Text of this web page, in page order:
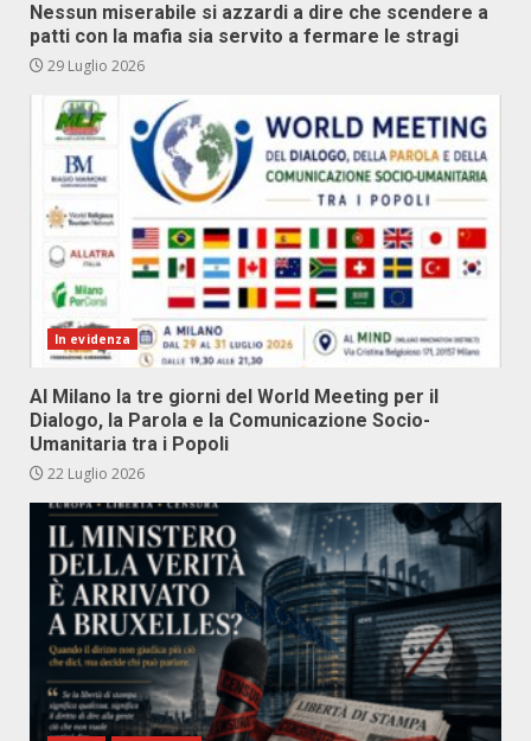
Nessun miserabile si azzardi a dire che scendere a
patti con la mafia sia servito a fermare le stragi
29 Luglio 2026
In evidenza
Al Milano la tre giorni del World Meeting per il
Dialogo, la Parola e la Comunicazione Socio-
Umanitaria tra i Popoli
22 Luglio 2026